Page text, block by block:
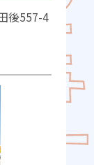
後557-4